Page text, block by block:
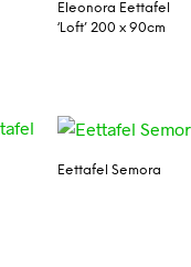
Eleonora Eettafel
‘Loft’ 200 x 90cm
Eettafel Semora